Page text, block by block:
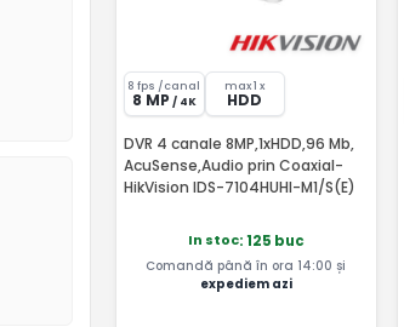
8 fps /canal
8 MP / 4K
max 1 x
HDD
DVR 4 canale 8MP,1xHDD,96 Mb,
AcuSense,Audio prin Coaxial-
HikVision IDS-7104HUHI-M1/S(E)
In stoc: 125 buc
Comandă până în ora 14:00 și
expediem azi